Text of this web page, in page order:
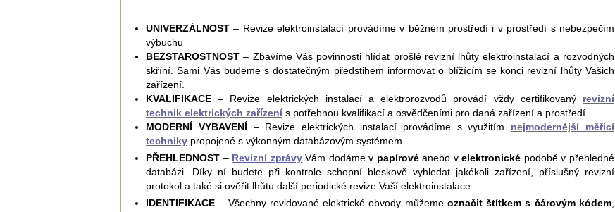
UNIVERZÁLNOST – Revize elektroinstalací provádíme v běžném prostředí i v prostředí s nebezpečím
výbuchu
BEZSTAROSTNOST – Zbavíme Vás povinnosti hlídat prošlé revizní lhůty elektroinstalací a rozvodných
skříní. Sami Vás budeme s dostatečným předstihem informovat o blížícím se konci revizní lhůty Vašich
zařízení.
KVALIFIKACE – Revize elektrických instalací a elektrorozvodů provádí vždy certifikovaný revizní
technik elektrických zařízení s potřebnou kvalifikací a osvědčeními pro daná zařízení a prostředí
MODERNÍ VYBAVENÍ – Revize elektrických instalací provádíme s využitím nejmodernější měřicí
techniky propojené s výkonným databázovým systémem
PŘEHLEDNOST – Revizní zprávyVám dodáme v papírovéanebo velektronické podobě v přehledné
databázi. Díky ní budete při kontrole schopní bleskově vyhledat jakékoli zařízení, příslušný revizní
protokol a také si ověřit lhůtu další periodické revize Vaší elektroinstalace.
IDENTIFIKACE – Všechny revidované elektrické obvody můžeme označit štítkem s čárovým kódem,